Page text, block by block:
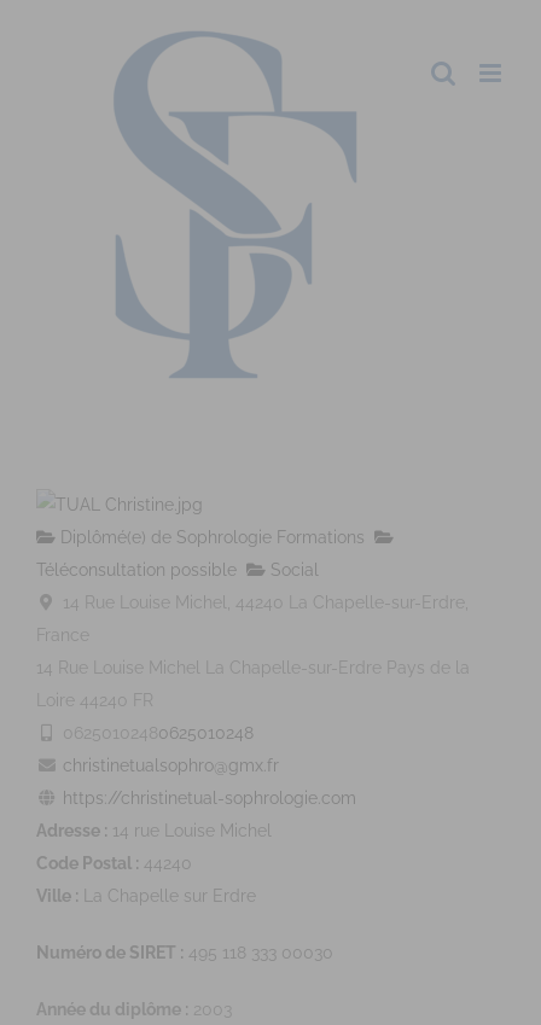
Diplômé(e) de Sophrologie Formations
Téléconsultation possible
Social
14 Rue Louise Michel, 44240 La Chapelle-sur-Erdre,
France
14 Rue Louise Michel
La Chapelle-sur-Erdre
Pays de la
Loire
44240
FR
06250102480625010248
christinetualsophro@gmx.fr
https://christinetual-sophrologie.com
Adresse : 14 rue Louise Michel
Code Postal : 44240
Ville : La Chapelle sur Erdre
Numéro de SIRET : 495 118 333 00030
Année du diplôme : 2003